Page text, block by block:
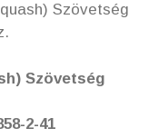
Szövetség
Szövetség
2-41